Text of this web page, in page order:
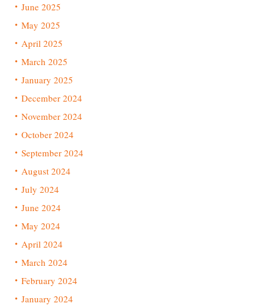
June 2025
May 2025
April 2025
March 2025
January 2025
December 2024
November 2024
October 2024
September 2024
August 2024
July 2024
June 2024
May 2024
April 2024
March 2024
February 2024
January 2024